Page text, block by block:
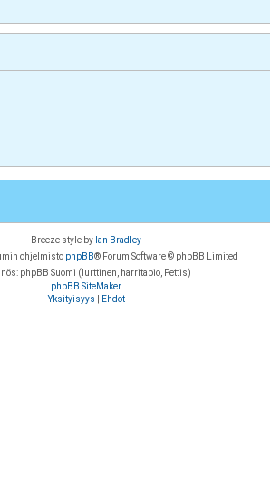
Breeze style by Ian Bradley
ohjelmisto phpBB® Forum Software © phpBB Limited
phpBB Suomi (lurttinen, harritapio, Pettis)
phpBB SiteMaker
Yksityisyys
Ehdot